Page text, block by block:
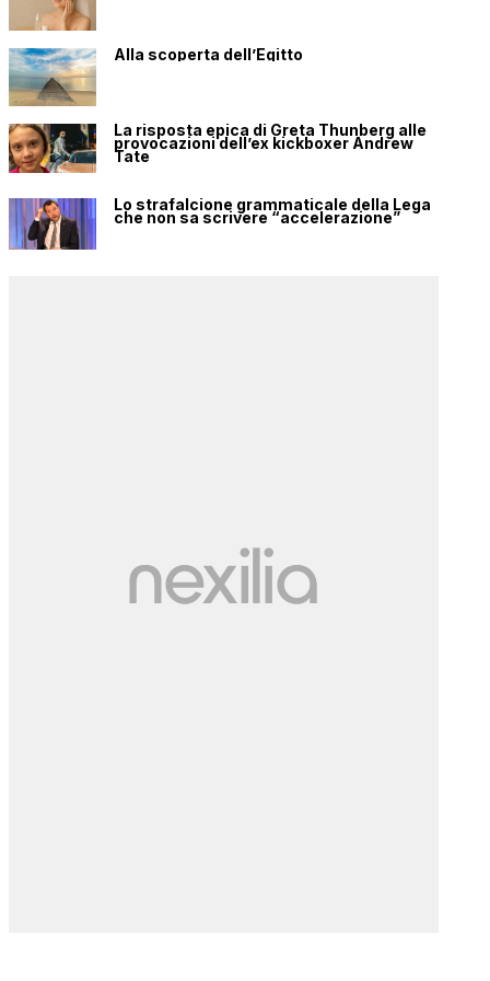
Alla scoperta dell’Egitto
La risposta epica di Greta Thunberg alle
provocazioni dell’ex kickboxer Andrew
Tate
Lo strafalcione grammaticale della Lega
che non sa scrivere “accelerazione”